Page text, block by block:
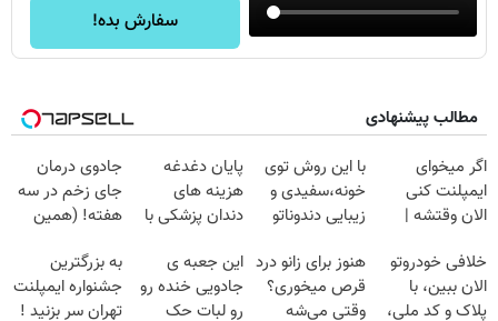
سفارش بده!
مطالب پیشنهادی
اگر میخوای
ایمپلنت کنی
الان وقتشه |
میلیون تومان!!!
با این روش توی
خونه،سفیدی و
زیبایی دندوناتو
(40%off)
پایان دغدغه
هزینه های
دندان پزشکی با
خانگی
جادوی درمان
جای زخم در سه
هفته! (همین
صحبت کنید)
خلافی خودروتو
الان ببین، با
پلاک و کد ملی،
هنوز برای زانو درد
قرص میخوری؟
وقتی می‌شه
این جعبه ی
جادویی خنده رو
رو لبات حک
به بزرگترین
جشنواره ایمپلنت
تهران سر بزنید !